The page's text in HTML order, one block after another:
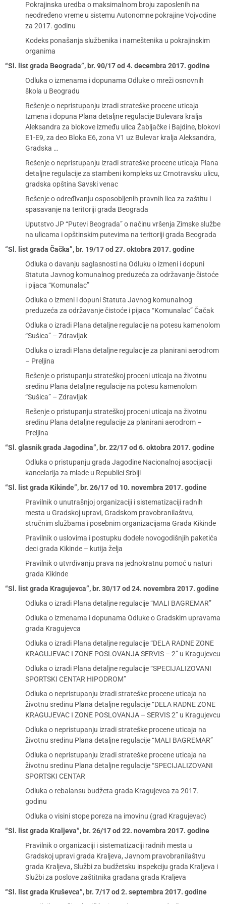
Pokrajinska uredba o maksimalnom broju zaposlenih na
neodređeno vreme u sistemu Autonomne pokrajine Vojvodine
za 2017. godinu
Kodeks ponašanja službenika i nameštenika u pokrajinskim
organima
“Sl. list grada Beograda”, br. 90/17 od 4. decembra 2017. godine
Odluka o izmenama i dopunama Odluke o mreži osnovnih
škola u Beogradu
Rešenje o nepristupanju izradi strateške procene uticaja
Izmena i dopuna Plana detaljne regulacije Bulevara kralja
Aleksandra za blokove između ulica Žabljačke i Bajdine, blokovi
E1-E9, za deo Bloka E6, zona V1 uz Bulevar kralja Aleksandra,
Gradska …
Rešenje o nepristupanju izradi strateške procene uticaja Plana
detaljne regulacije za stambeni kompleks uz Crnotravsku ulicu,
gradska opština Savski venac
Rešenje o određivanju osposobljenih pravnih lica za zaštitu i
spasavanje na teritoriji grada Beograda
Uputstvo JP “Putevi Beograda” o načinu vršenja Zimske službe
na ulicama i opštinskim putevima na teritoriji grada Beograda
“Sl. list grada Čačka”, br. 19/17 od 27. oktobra 2017. godine
Odluka o davanju saglasnosti na Odluku o izmeni i dopuni
Statuta Javnog komunalnog preduzeća za održavanje čistoće
i pijaca “Komunalac”
Odluka o izmeni i dopuni Statuta Javnog komunalnog
preduzeća za održavanje čistoće i pijaca “Komunalac” Čačak
Odluka o izradi Plana detaljne regulacije na potesu kamenolom
“Sušica” – Zdravljak
Odluka o izradi Plana detaljne regulacije za planirani aerodrom
– Preljina
Rešenje o pristupanju strateškoj proceni uticaja na životnu
sredinu Plana detaljne regulacije na potesu kamenolom
“Sušica” – Zdravljak
Rešenje o pristupanju strateškoj proceni uticaja na životnu
sredinu Plana detaljne regulacije za planirani aerodrom –
Preljina
“Sl. glasnik grada Jagodina”, br. 22/17 od 6. oktobra 2017. godine
Odluka o pristupanju grada Jagodine Nacionalnoj asocijaciji
kancelarija za mlade u Republici Srbiji
“Sl. list grada Kikinde”, br. 26/17 od 10. novembra 2017. godine
Pravilnik o unutrašnjoj organizaciji i sistematizaciji radnih
mesta u Gradskoj upravi, Gradskom pravobranilaštvu,
stručnim službama i posebnim organizacijama Grada Kikinde
Pravilnik o uslovima i postupku dodele novogodišnjih paketića
deci grada Kikinde – kutija želja
Pravilnik o utvrđivanju prava na jednokratnu pomoć u naturi
grada Kikinde
“Sl. list grada Kragujevca”, br. 30/17 od 24. novembra 2017. godine
Odluka o izradi Plana detaljne regulacije “MALI BAGREMAR”
Odluka o izmenama i dopunama Odluke o Gradskim upravama
grada Kragujevca
Odluka o izradi Plana detaljne regulacije “DELA RADNE ZONE
KRAGUJEVAC I ZONE POSLOVANJA SERVIS – 2” u Kragujevcu
Odluka o izradi Plana detaljne regulacije “SPECIJALIZOVANI
SPORTSKI CENTAR HIPODROM”
Odluka o nepristupanju izradi strateške procene uticaja na
životnu sredinu Plana detaljne regulacije “DELA RADNE ZONE
KRAGUJEVAC I ZONE POSLOVANJA – SERVIS 2” u Kragujevcu
Odluka o nepristupanju izradi strateške procene uticaja na
životnu sredinu Plana detaljne regulacije “MALI BAGREMAR”
Odluka o nepristupanju izradi strateške procene uticaja na
životnu sredinu Plana detaljne regulacije “SPECIJALIZOVANI
SPORTSKI CENTAR
Odluka o rebalansu budžeta grada Kragujevca za 2017.
godinu
Odluka o visini stope poreza na imovinu (grad Kragujevac)
“Sl. list grada Kraljeva”, br. 26/17 od 22. novembra 2017. godine
Pravilnik o organizaciji i sistematizaciji radnih mesta u
Gradskoj upravi grada Kraljeva, Javnom pravobranilaštvu
grada Kraljeva, Službi za budžetsku inspekciju grada Kraljeva i
Službi za poslove zaštitnika građana grada Kraljeva
“Sl. list grada Kruševca”, br. 7/17 od 2. septembra 2017. godine